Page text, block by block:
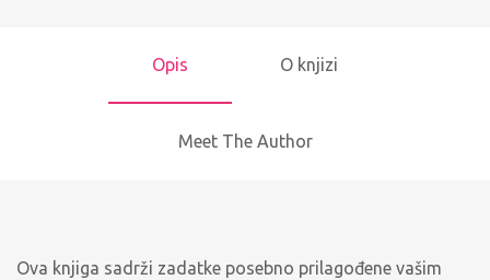
Opis O knjizi
Meet The Author
Ova knjiga sadrži zadatke posebno prilagođene vašim